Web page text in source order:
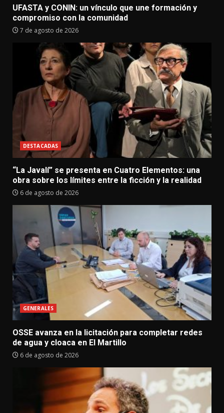
UFASTA y CONIN: un vínculo que une formación y
compromiso con la comunidad
7 de agosto de 2026
DESTACADAS
“La Javalí” se presenta en Cuatro Elementos: una
obra sobre los límites entre la ficción y la realidad
6 de agosto de 2026
GENERALES
OSSE avanza en la licitación para completar redes
de agua y cloaca en El Martillo
6 de agosto de 2026